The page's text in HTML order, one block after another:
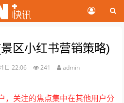
区小红书营销策略)
日 22:06 241 admin
，关注的焦点集中在其他用户分